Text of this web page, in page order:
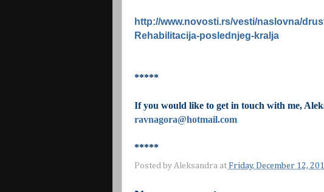
http://www.novosti.rs/vesti/naslovna/
Rehabilitacija-poslednjeg-kralja
*****
If you would like to get in touch with me,
ravnagora@hotmail.com
*****
Posted by Aleksandra at Friday, December 12,